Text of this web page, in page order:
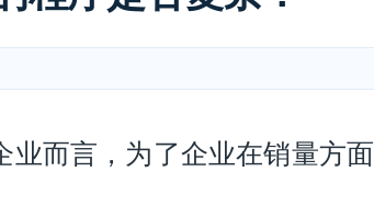
业而言，为了企业在销量方面